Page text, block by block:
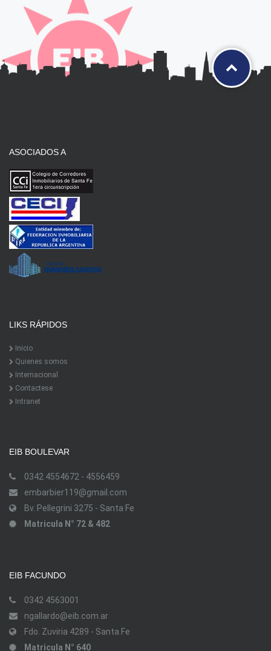
ASOCIADOS A
LIKS RÁPIDOS
Inicio
Quienes somos
Internacional
Contactese
Intranet
EIB BOULEVAR
0342 4554672 - 4556459
embarbier119@gmail.com
Bv. Pellegrini 3275 - Santa Fe
Matricula N° 72 & 482
EIB FACUNDO
0342 4563001
ngallardo@eib.com.ar
Fdo. Zuviria 4289 - Santa Fe
Matricula N° 640